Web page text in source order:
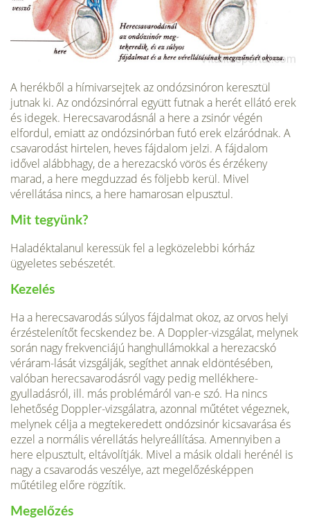
A herékből a hímivarsejtek az ondózsinóron keresztül
jutnak ki. Az ondózsinórral együtt futnak a herét ellátó erek
és idegek. Herecsavarodásnál a here a zsinór végén
elfordul, emiatt az ondózsinórban futó erek elzáródnak. A
csavarodást hirtelen, heves fájdalom jelzi. A fájdalom
idővel alábbhagy, de a herezacskó vörös és érzékeny
marad, a here megduzzad és följebb kerül. Mivel
vérellátása nincs, a here hamarosan elpusztul.
Mit tegyünk?
Haladéktalanul keressük fel a legközelebbi kórház
ügyeletes sebészetét.
Kezelés
Ha a herecsavarodás súlyos fájdalmat okoz, az orvos helyi
érzéstelenítőt fecskendez be. A Doppler-vizsgálat, melynek
során nagy frekvenciájú hanghullámokkal a herezacskó
véráram-lását vizsgálják, segíthet annak eldöntésében,
valóban herecsavarodásról vagy pedig mellékhere-
gyulladásról, ill. más problémáról van-e szó. Ha nincs
lehetőség Doppler-vizsgálatra, azonnal műtétet végeznek,
melynek célja a megtekeredett ondózsinór kicsavarása és
ezzel a normális vérellátás helyreállítása. Amennyiben a
here elpusztult, eltávolítják. Mivel a másik oldali herénél is
nagy a csavarodás veszélye, azt megelőzésképpen
műtétileg előre rögzítik.
Megelőzés